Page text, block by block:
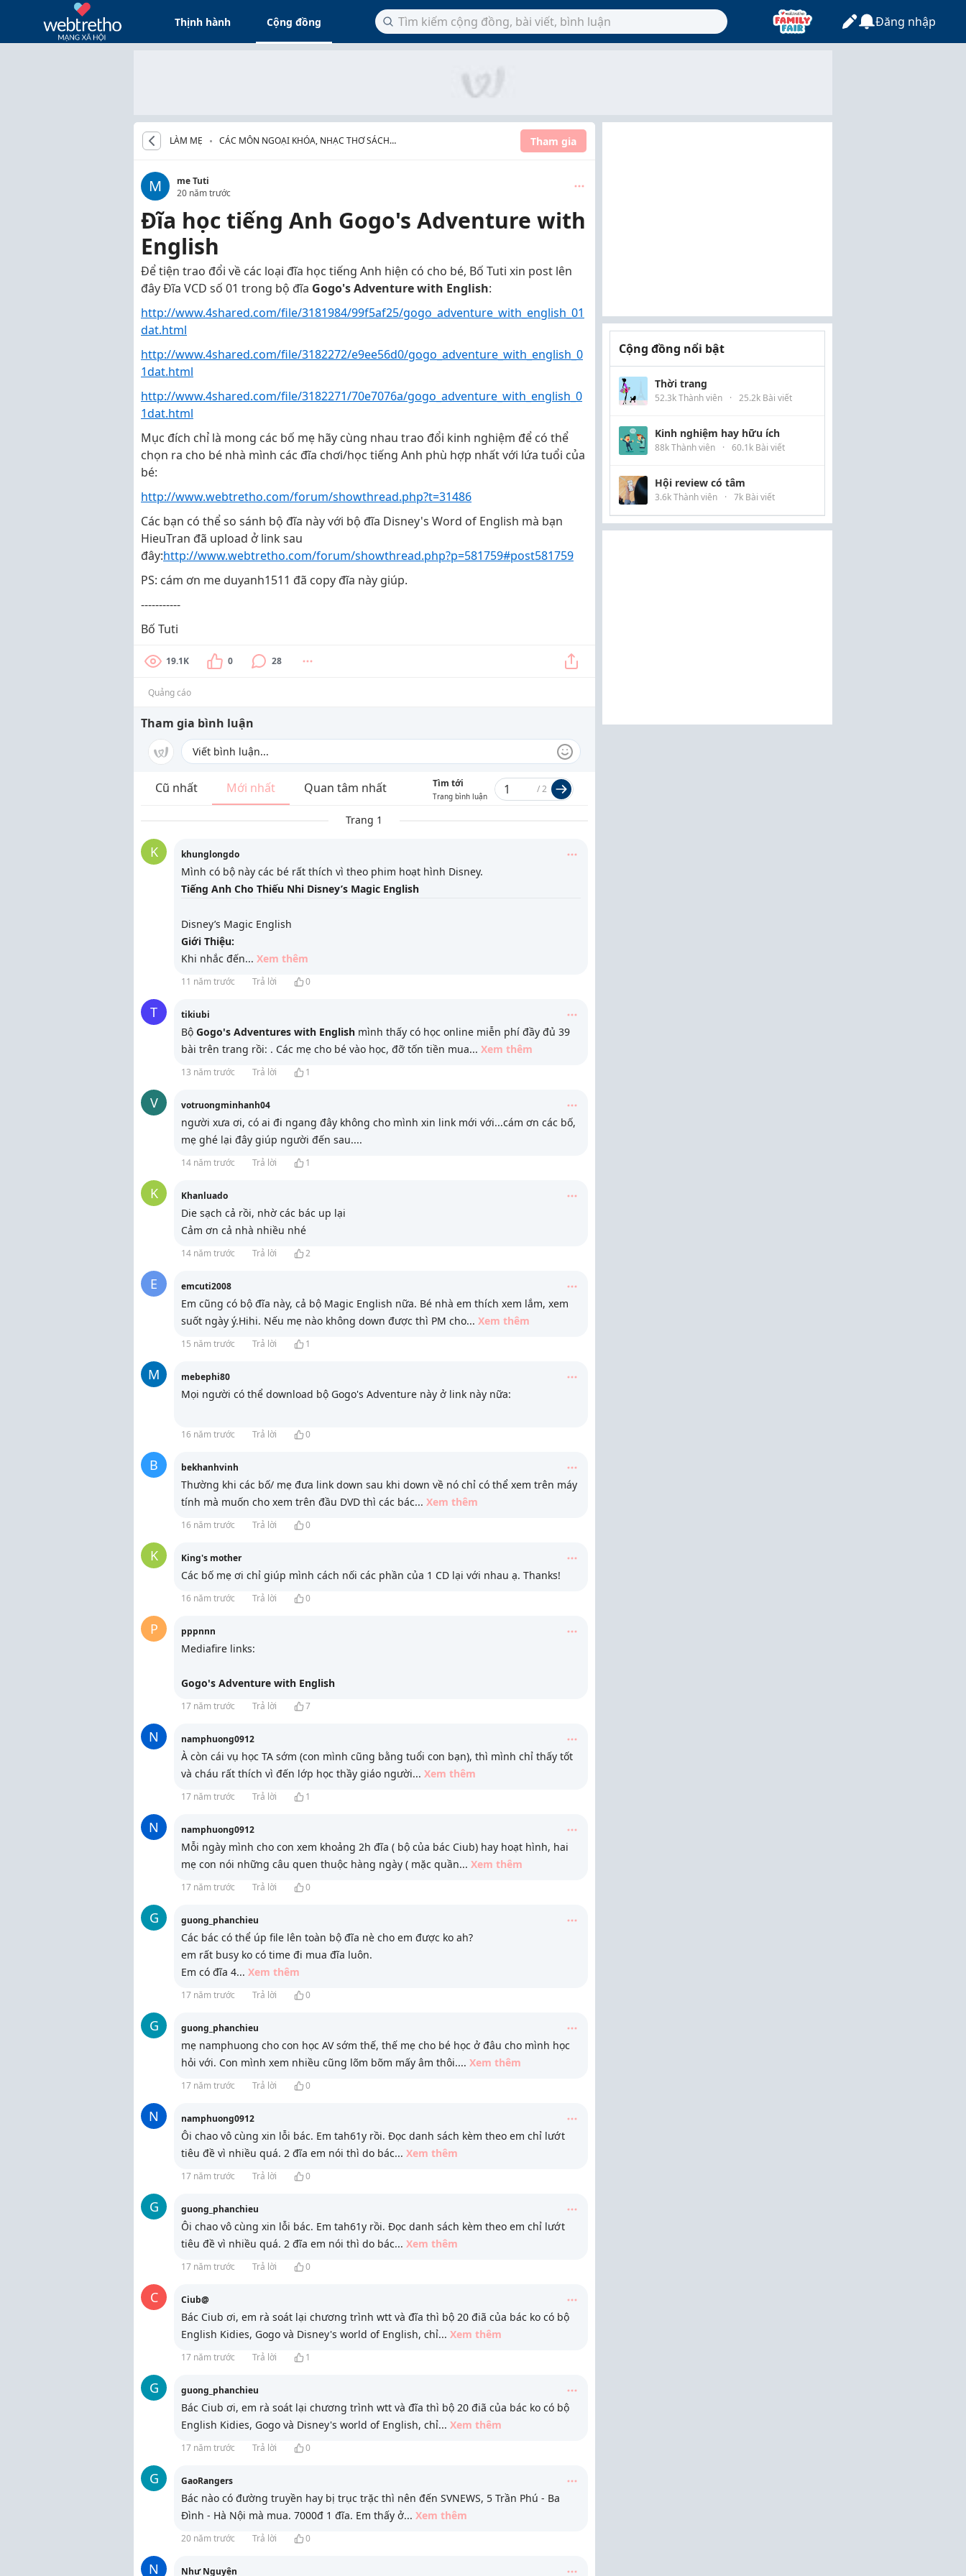
Thịnh hành Cộng đồng Đăng nhập
LÀM MẸ
CÁC MÔN NGOẠI KHÓA, NHẠC THƠ SÁCH
Tham gia
M
me Tuti
20 năm trước
Đĩa học tiếng Anh Gogo's Adventure with
English
Để tiện trao đổi về các loại đĩa học tiếng Anh hiện có cho bé, Bố Tuti xin post lên
đây Đĩa VCD số 01 trong bộ đĩa Gogo's Adventure with English:
http://www.4shared.com/file/3181984/99f5af25/gogo_adventure_with_english_01
dat.html
http://www.4shared.com/file/3182272/e9ee56d0/gogo_adventure_with_english_0
1dat.html
http://www.4shared.com/file/3182271/70e7076a/gogo_adventure_with_english_0
1dat.html
Mục đích chỉ là mong các bố mẹ hãy cùng nhau trao đổi kinh nghiệm để có thể
chọn ra cho bé nhà mình các đĩa chơi/học tiếng Anh phù hợp nhất với lứa tuổi của
bé:
http://www.webtretho.com/forum/showthread.php?t=31486
Các bạn có thể so sánh bộ đĩa này với bộ đĩa Disney's Word of English mà bạn
HieuTran đã upload ở link sau
đây:http://www.webtretho.com/forum/showthread.php?p=581759#post581759
PS: cám ơn me duyanh1511 đã copy đĩa này giúp.
-----------
Bố Tuti
19.1K 0 28
Quảng cáo
Tham gia bình luận
Cũ nhất Mới nhất Quan tâm nhất Tìm tới
Trang bình luận
/2
Trang 1
K khunglongdo
Mình có bộ này các bé rất thích vì theo phim hoạt hình Disney.
Tiếng Anh Cho Thiếu Nhi Disney’s Magic English
Disney’s Magic English
Giới Thiệu:
Khi nhắc đến... Xem thêm
11 năm trước Trả lời 0
T tikiubi
Bộ Gogo's Adventures with English mình thấy có học online miễn phí đầy đủ 39
bài trên trang rồi: . Các mẹ cho bé vào học, đỡ tốn tiền mua... Xem thêm
13 năm trước Trả lời 1
V votruongminhanh04
người xưa ơi, có ai đi ngang đây không cho mình xin link mới với...cám ơn các bố,
mẹ ghé lại đây giúp người đến sau....
14 năm trước Trả lời 1
K Khanluado
Die sạch cả rồi, nhờ các bác up lại
Cảm ơn cả nhà nhiều nhé
14 năm trước Trả lời 2
E emcuti2008
Em cũng có bộ đĩa này, cả bộ Magic English nữa. Bé nhà em thích xem lắm, xem
suốt ngày ý.Hihi. Nếu mẹ nào không down được thì PM cho... Xem thêm
15 năm trước Trả lời 1
M mebephi80
Mọi người có thể download bộ Gogo's Adventure này ở link này nữa:
16 năm trước Trả lời 0
B bekhanhvinh
Thường khi các bố/ mẹ đưa link down sau khi down về nó chỉ có thể xem trên máy
tính mà muốn cho xem trên đầu DVD thì các bác... Xem thêm
16 năm trước Trả lời 0
K King's mother
Các bố mẹ ơi chỉ giúp mình cách nối các phần của 1 CD lại với nhau ạ. Thanks!
16 năm trước Trả lời 0
P pppnnn
Mediafire links:
Gogo's Adventure with English
17 năm trước Trả lời 7
N namphuong0912
À còn cái vụ học TA sớm (con mình cũng bằng tuổi con bạn), thì mình chỉ thấy tốt
và cháu rất thích vì đến lớp học thầy giáo người... Xem thêm
17 năm trước Trả lời 1
N namphuong0912
Mỗi ngày mình cho con xem khoảng 2h đĩa ( bộ của bác Ciub) hay hoạt hình, hai
mẹ con nói những câu quen thuộc hàng ngày ( mặc quần... Xem thêm
17 năm trước Trả lời 0
G guong_phanchieu
Các bác có thể úp file lên toàn bộ đĩa nè cho em được ko ah?
em rất busy ko có time đi mua đĩa luôn.
Em có đĩa 4... Xem thêm
17 năm trước Trả lời 0
G guong_phanchieu
mẹ namphuong cho con học AV sớm thế, thế mẹ cho bé học ở đâu cho mình học
hỏi với. Con mình xem nhiều cũng lõm bõm mấy âm thôi.... Xem thêm
17 năm trước Trả lời 0
N namphuong0912
Ôi chao vô cùng xin lỗi bác. Em tah61y rồi. Đọc danh sách kèm theo em chỉ lướt
tiêu đề vì nhiều quá. 2 đĩa em nói thì do bác... Xem thêm
17 năm trước Trả lời 0
G guong_phanchieu
Ôi chao vô cùng xin lỗi bác. Em tah61y rồi. Đọc danh sách kèm theo em chỉ lướt
tiêu đề vì nhiều quá. 2 đĩa em nói thì do bác... Xem thêm
17 năm trước Trả lời 0
C Ciub@
Bác Ciub ơi, em rà soát lại chương trình wtt và đĩa thì bộ 20 điã của bác ko có bộ
English Kidies, Gogo và Disney's world of English, chỉ... Xem thêm
17 năm trước Trả lời 1
G guong_phanchieu
Bác Ciub ơi, em rà soát lại chương trình wtt và đĩa thì bộ 20 điã của bác ko có bộ
English Kidies, Gogo và Disney's world of English, chỉ... Xem thêm
17 năm trước Trả lời 0
G GaoRangers
Bác nào có đường truyền hay bị trục trặc thì nên đến SVNEWS, 5 Trần Phú - Ba
Đình - Hà Nội mà mua. 7000đ 1 đĩa. Em thấy ở... Xem thêm
20 năm trước Trả lời 0
N Như Nguyện
Cộng đồng nổi bật
Thời trang
52.3k Thành viên · 25.2k Bài viết
Kinh nghiệm hay hữu ích
88k Thành viên · 60.1k Bài viết
Hội review có tâm
3.6k Thành viên · 7k Bài viết